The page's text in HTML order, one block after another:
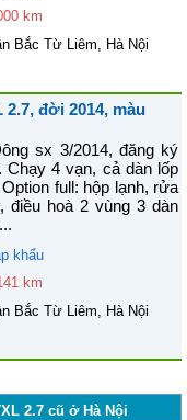
km
Bắc Từ Liêm, Hà Nội
2.7, đời 2014, màu
sx 3/2014, đăng ký
Chạy 4 vạn, cả dàn lốp
full: hộp lạnh, rửa
điều hoà 2 vùng 3 dàn
khẩu
km
Bắc Từ Liêm, Hà Nội
2.7 cũ ở Hà Nội